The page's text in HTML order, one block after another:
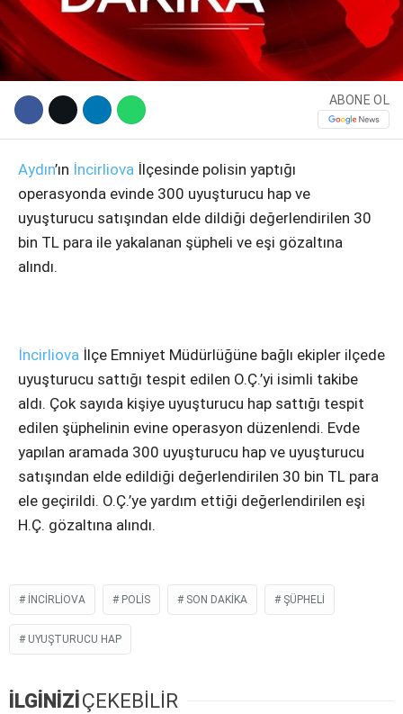
WhatsApp İhbar Hattı
Instagram
Youtube
ABONE OL
Aydın’ın İncirliova İlçesinde polisin yaptığı
operasyonda evinde 300 uyuşturucu hap ve
uyuşturucu satışından elde dildiği değerlendirilen 30
bin TL para ile yakalanan şüpheli ve eşi gözaltına
alındı.
İncirliova İlçe Emniyet Müdürlüğüne bağlı ekipler ilçede
uyuşturucu sattığı tespit edilen O.Ç.’yi isimli takibe
aldı. Çok sayıda kişiye uyuşturucu hap sattığı tespit
edilen şüphelinin evine operasyon düzenlendi. Evde
yapılan aramada 300 uyuşturucu hap ve uyuşturucu
satışından elde edildiği değerlendirilen 30 bin TL para
ele geçirildi. O.Ç.’ye yardım ettiği değerlendirilen eşi
H.Ç. gözaltına alındı.
INCIRLIOVA POLIS SON DAKIKA ŞÜPHELI
UYUŞTURUCU HAP
İLGİNİZİ ÇEKEBİLİR